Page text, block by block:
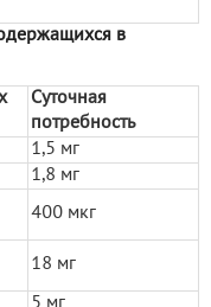
в
Суточная
потребность
1,5 мг
1,8 мг
400 мкг
18 мг
5 мг